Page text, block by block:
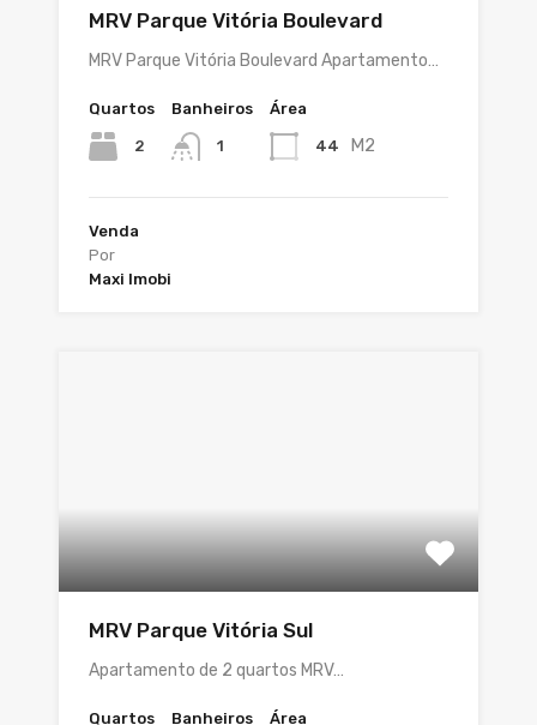
MRV Parque Vitória Boulevard
MRV Parque Vitória Boulevard Apartamento…
Quartos
2
Banheiros
1
Área
44 M2
Venda
Por
Maxi Imobi
MRV Parque Vitória Sul
Apartamento de 2 quartos MRV…
Quartos Banheiros Área